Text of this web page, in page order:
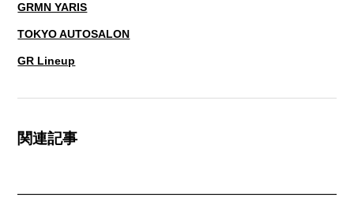
GRMN YARIS
TOKYO AUTOSALON
GR Lineup
関連記事